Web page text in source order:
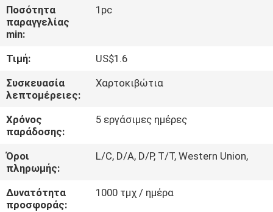
ΕΛΆΤΕ
ΣΕ
ΜΕ
ΖΗΤΉΣΤΕ
ΈΝΑ
ΑΠΌΣΠΑΣΜΑ
SHOPPING ONLINE
Ποσότητα
παραγγελίας
min:
1pc
Τιμή:
US$1.6
Συσκευασία
λεπτομέρειες:
Χαρτοκιβώτια
Χρόνος
παράδοσης:
5 εργάσιμες ημέρες
Όροι
πληρωμής:
L/C, D/A, D/P, T/T, Western Union,
Δυνατότητα
προσφοράς:
1000 τμχ / ημέρα